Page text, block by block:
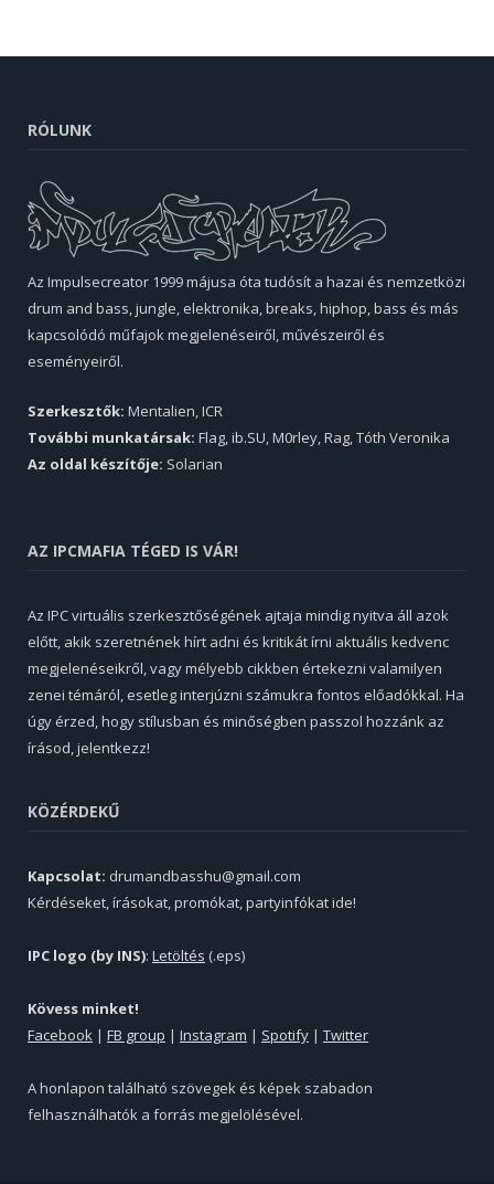
RÓLUNK
Az Impulsecreator 1999 májusa óta tudósít a hazai és nemzetközi
drum and bass, jungle, elektronika, breaks, hiphop, bass és más
kapcsolódó műfajok megjelenéseiről, művészeiről és
eseményeiről.
Szerkesztők: Mentalien, ICR
További munkatársak: Flag, ib.SU, M0rley, Rag, Tóth Veronika
Az oldal készítője: Solarian
AZ IPCMAFIA TÉGED IS VÁR!
Az IPC virtuális szerkesztőségének ajtaja mindig nyitva áll azok
előtt, akik szeretnének hírt adni és kritikát írni aktuális kedvenc
megjelenéseikről, vagy mélyebb cikkben értekezni valamilyen
zenei témáról, esetleg interjúzni számukra fontos előadókkal. Ha
úgy érzed, hogy stílusban és minőségben passzol hozzánk az
írásod, jelentkezz!
KÖZÉRDEKŰ
Kapcsolat: drumandbasshu@gmail.com
Kérdéseket, írásokat, promókat, partyinfókat ide!
IPC logo (by INS): Letöltés (.eps)
Kövess minket!
Facebook | FB group | Instagram | Spotify | Twitter
A honlapon található szövegek és képek szabadon
felhasználhatók a forrás megjelölésével.